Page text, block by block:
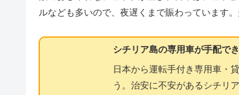
ルなども多いので、夜遅くまで賑わっています
シチリア島の専用車が手配で
日本から運転手付き専用車・
う。治安に不安があるシチリ